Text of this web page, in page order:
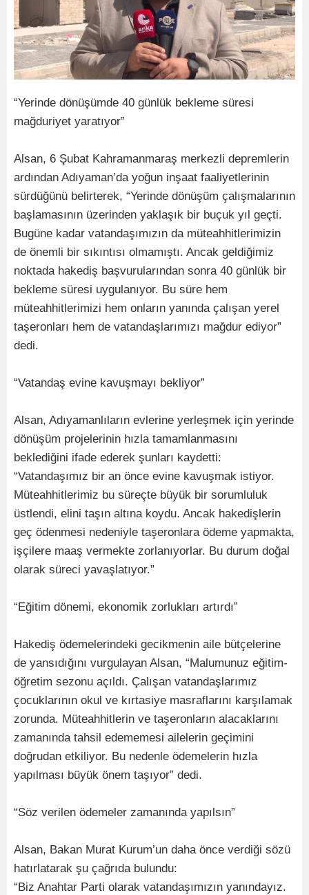
“Yerinde dönüşümde 40 günlük bekleme süresi
mağduriyet yaratıyor”
Alsan, 6 Şubat Kahramanmaraş merkezli depremlerin
ardından Adıyaman’da yoğun inşaat faaliyetlerinin
sürdüğünü belirterek, “Yerinde dönüşüm çalışmalarının
başlamasının üzerinden yaklaşık bir buçuk yıl geçti.
Bugüne kadar vatandaşımızın da müteahhitlerimizin
de önemli bir sıkıntısı olmamıştı. Ancak geldiğimiz
noktada hakediş başvurularından sonra 40 günlük bir
bekleme süresi uygulanıyor. Bu süre hem
müteahhitlerimizi hem onların yanında çalışan yerel
taşeronları hem de vatandaşlarımızı mağdur ediyor”
dedi.
“Vatandaş evine kavuşmayı bekliyor”
Alsan, Adıyamanlıların evlerine yerleşmek için yerinde
dönüşüm projelerinin hızla tamamlanmasını
beklediğini ifade ederek şunları kaydetti:
“Vatandaşımız bir an önce evine kavuşmak istiyor.
Müteahhitlerimiz bu süreçte büyük bir sorumluluk
üstlendi, elini taşın altına koydu. Ancak hakedişlerin
geç ödenmesi nedeniyle taşeronlara ödeme yapmakta,
işçilere maaş vermekte zorlanıyorlar. Bu durum doğal
olarak süreci yavaşlatıyor.”
“Eğitim dönemi, ekonomik zorlukları artırdı”
Hakediş ödemelerindeki gecikmenin aile bütçelerine
de yansıdığını vurgulayan Alsan, “Malumunuz eğitim-
öğretim sezonu açıldı. Çalışan vatandaşlarımız
çocuklarının okul ve kırtasiye masraflarını karşılamak
zorunda. Müteahhitlerin ve taşeronların alacaklarını
zamanında tahsil edememesi ailelerin geçimini
doğrudan etkiliyor. Bu nedenle ödemelerin hızla
yapılması büyük önem taşıyor” dedi.
“Söz verilen ödemeler zamanında yapılsın”
Alsan, Bakan Murat Kurum’un daha önce verdiği sözü
hatırlatarak şu çağrıda bulundu:
“Biz Anahtar Parti olarak vatandaşımızın yanındayız.